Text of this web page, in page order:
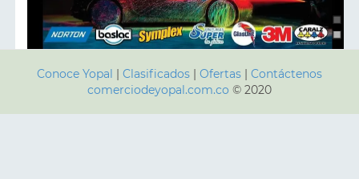
Whatsapp Mapa
Conoce Yopal Clasificados Ofertas
Contáctenos
comerciodeyopal.com.co © 2020